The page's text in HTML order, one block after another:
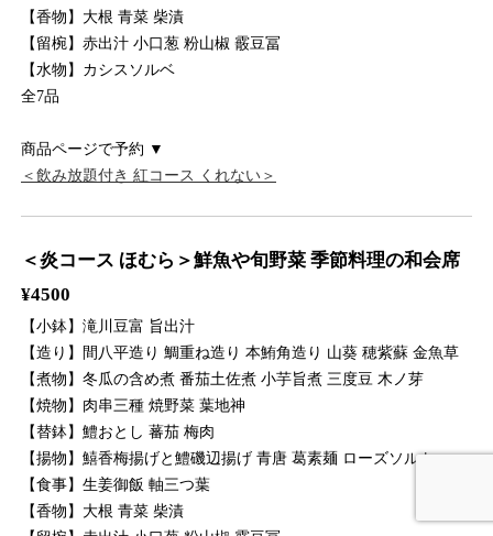
【香物】大根 青菜 柴漬
【留椀】赤出汁 小口葱 粉山椒 霰豆冨
【水物】カシスソルベ
全7品
商品ページで予約 ▼
＜飲み放題付き 紅コース くれない＞
＜炎コース ほむら＞鮮魚や旬野菜 季節料理の和会席
¥4500
【小鉢】滝川豆富 旨出汁
【造り】間八平造り 鯛重ね造り 本鮪角造り 山葵 穂紫蘇 金魚草
【煮物】冬瓜の含め煮 番茄土佐煮 小芋旨煮 三度豆 木ノ芽
【焼物】肉串三種 焼野菜 葉地神
【替鉢】鱧おとし 蕃茄 梅肉
【揚物】鱚香梅揚げと鱧磯辺揚げ 青唐 葛素麺 ローズソルト
【食事】生姜御飯 軸三つ葉
【香物】大根 青菜 柴漬